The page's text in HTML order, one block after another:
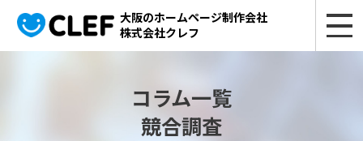
大阪のホームページ制作会社
株式会社クレフ
コラム一覧
競合調査